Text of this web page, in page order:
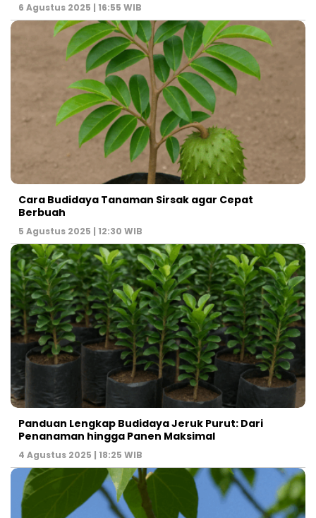
6 Agustus 2025 | 16:55 WIB
Cara Budidaya Tanaman Sirsak agar Cepat
Berbuah
5 Agustus 2025 | 12:30 WIB
Panduan Lengkap Budidaya Jeruk Purut: Dari
Penanaman hingga Panen Maksimal
4 Agustus 2025 | 18:25 WIB